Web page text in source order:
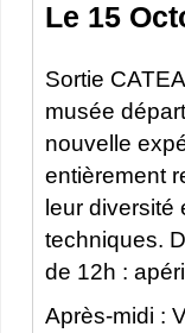
Le 15
Sortie
musée
nouvelle
entièrement
leur
techniques.
de 12h :
Après-midi :